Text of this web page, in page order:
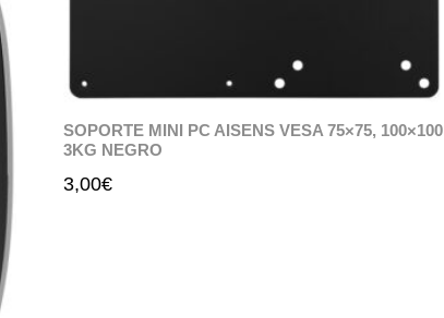
SOPORTE MINI PC AISENS VESA 75×75, 100×100
3KG NEGRO
3,00€